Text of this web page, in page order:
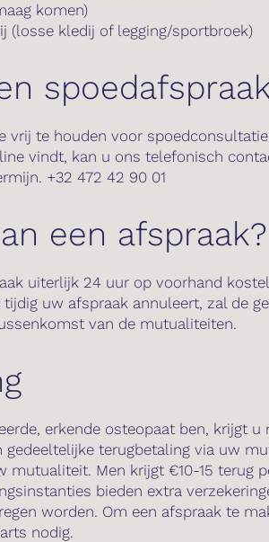
komen)
(losse kledij of legging/sportbroek)
vrij te houden voor
vindt, kan u ons telefonisch
+32 472 42 90 01
een afspraak?
uiterlijk 24 uur op voorhand
uw afspraak annuleert, zal de
van de mutualiteiten.
erkende osteopaat ben, krijgt u
gedeeltelijke terugbetaling via uw
mutualiteit. Men krijgt €10-15 terug
bieden extra
worden. Om een afspraak te
nodig.